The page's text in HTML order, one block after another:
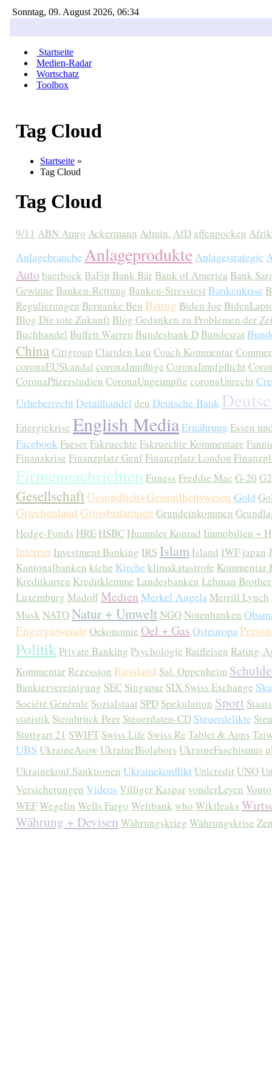
Sonntag, 09. August 2026, 06:34
Startseite
Medien-Radar
Wortschatz
Toolbox
Tag Cloud
Startseite »
Tag Cloud
Tag Cloud
9/11 ABN Amro Ackermann Admin. AfD affenpocken
AnlagebrancheAnlageprodukte Anlagestrategie
Autobaerbock BaFin Bank BärBank of America Bank
Gewinne Banken-Rettung Banken-Stresstest Bankenkrise
Regulierungen Bernanke Ben Betrug Biden Joe
Blog Die tote Zukunft Blog Gedanken zu Problemen der
Buchhandel Buffett Warren Bundesbank DBundesrat
ChinaCitigroup Clariden Leu Coach Kommentar
coronaEUSkandal coronaImpflüge CoronaImpfpflicht
CoronaPfizerstudien CoronaUngeimpfte coronaUnrecht
UrheberrechtDetailhandel deu Deutsche Bank
Energiekrise English MediaErnährungEssen
Facebook FaeserFakruechte Fakruechte Kommentare
Finanzkrise Finanzplatz GenfFinanzplatz London
Firmennachrichten Fitness Freddie Mac G-20
GesellschaftGesundheit+Gesundheitswesen Gold
Griechenland Grossbritannien Grundeinkommen
Hedge-Fonds HREHSBCHummler Konrad Immobilien +
InternetInvestment Banking IRSIslam Island IWF japan
Kantonalbanken kiche Kircheklimakatastrofe Kommentar
Kreditkarten Kreditklemme Landesbanken Lehman
Luxemburg MadoffMedien Merkel Angela Merrill Lynch
Musk NATONatur + UmweltNGONotenbanken
EngergiewendeOekonomie Oel + Gas Osteuropa
Politik Private Banking Psychologie Raiffeisen Rating-
KommentarRezession Russland Sal. Oppenheim
Bankiervereinigung SEC Singapur SIX Swiss Exchange
Société Générale Sozialstaat SPD Spekulation Sport
statistik Steinbrück Peer Steuerdaten-CD Steuerdelikte
Stuttgart 21 SWIFT Swiss Life Swiss Re Tablet & Apps
UBS UkraineAsowUkraineBiolabors UkraineFaschismus
Ukrainekonf.Sanktionen UkrainekonfliktUnicredit UNO
Versicherungen Videos Villiger KasparvonderLeyen
WEFWegelin Wells Fargo Weltbank who Wikileaks
Währung + Devisen Währungskrieg Währungskrise